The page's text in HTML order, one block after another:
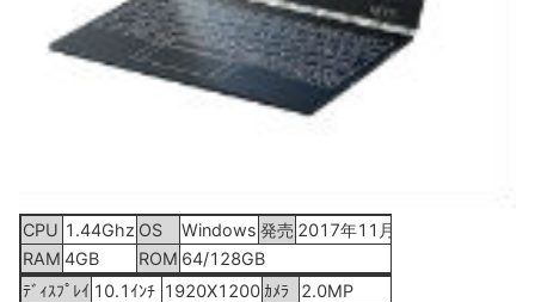
CPU 1.44Ghz OS Windows 発売 2017年11月14日
RAM 4GB ROM 64/128GB
ﾃﾞｨｽﾌﾟﾚｲ 10.1ｲﾝﾁ 1920X1200 ｶﾒﾗ
2.0MP